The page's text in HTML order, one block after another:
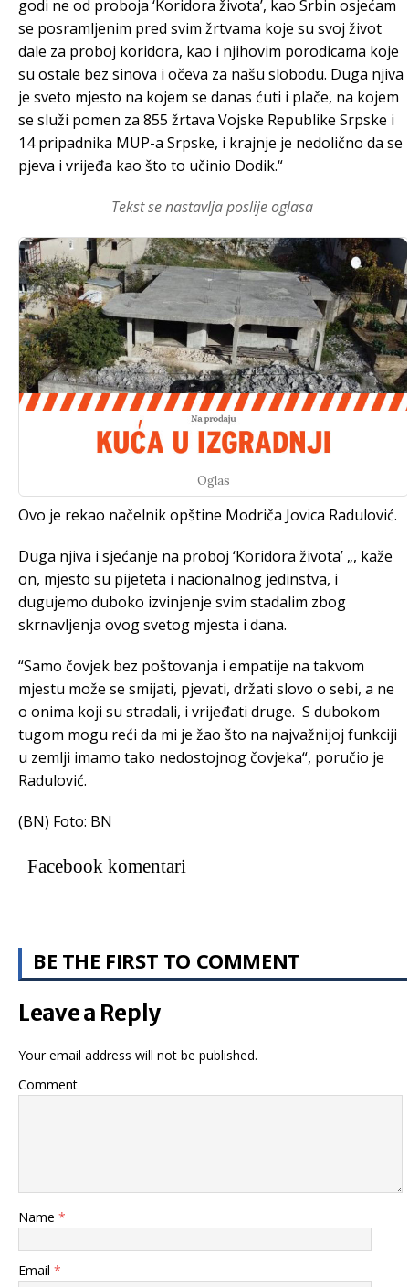
godi ne od proboja ‘Koridora života’, kao Srbin osjećam
se posramljenim pred svim žrtvama koje su svoj život
dale za proboj koridora, kao i njihovim porodicama koje
su ostale bez sinova i očeva za našu slobodu. Duga njiva
je sveto mjesto na kojem se danas ćuti i plače, na kojem
se služi pomen za 855 žrtava Vojske Republike Srpske i
14 pripadnika MUP-a Srpske, i krajnje je nedolično da se
pjeva i vrijeđa kao što to učinio Dodik.“
Tekst se nastavlja poslije oglasa
Oglas
Ovo je rekao načelnik opštine Modriča Jovica Radulović.
Duga njiva i sjećanje na proboj ‘Koridora života’ „, kaže
on, mjesto su pijeteta i nacionalnog jedinstva, i
dugujemo duboko izvinjenje svim stadalim zbog
skrnavljenja ovog svetog mjesta i dana.
“Samo čovjek bez poštovanja i empatije na takvom
mjestu može se smijati, pjevati, držati slovo o sebi, a ne
o onima koji su stradali, i vrijeđati druge. S dubokom
tugom mogu reći da mi je žao što na najvažnijoj funkciji
u zemlji imamo tako nedostojnog čovjeka“, poručio je
Radulović.
(BN) Foto: BN
Facebook komentari
BE THE FIRST TO COMMENT
Leave a Reply
Your email address will not be published.
Comment
Name *
Email *